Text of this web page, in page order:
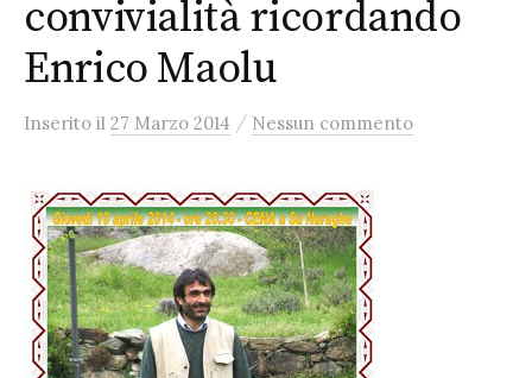
convivialità ricordando
Enrico Maolu
Inserito il 27 Marzo 2014 / Nessun commento